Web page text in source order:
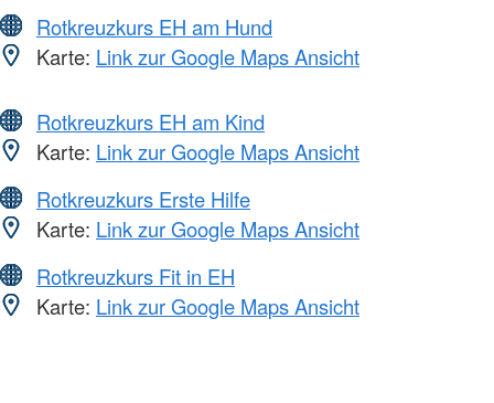
Rotkreuzkurs EH am Hund
Karte: Link zur Google Maps Ansicht
Rotkreuzkurs EH am Kind
Karte: Link zur Google Maps Ansicht
Rotkreuzkurs Erste Hilfe
Karte: Link zur Google Maps Ansicht
Rotkreuzkurs Fit in EH
Karte: Link zur Google Maps Ansicht